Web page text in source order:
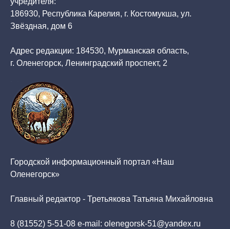
186930, Республика Карелия, г. Костомукша, ул.
Звёздная, дом 6
Адрес редакции: 184530, Мурманская область,
г. Оленегорск, Ленинградский проспект, 2
Городской информационный портал «Наш
Оленегорск»
Главный редактор - Третьякова Татьяна Михайловна
8 (81552) 5-51-08 e-mail: olenegorsk-51@yandex.ru